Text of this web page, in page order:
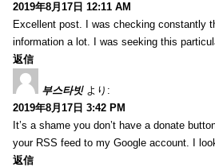
2019年8月17日 12:11 AM
Excellent post. I was checking constantly
information a lot. I was seeking this
返信
부스타빗 より:
2019年8月17日 3:42 PM
It’s a shame you don’t have a donate
your RSS feed to my Google account. I
返信